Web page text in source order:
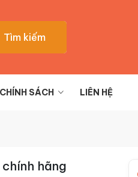
Tìm kiếm
SÁCH LIÊN HỆ
hãng